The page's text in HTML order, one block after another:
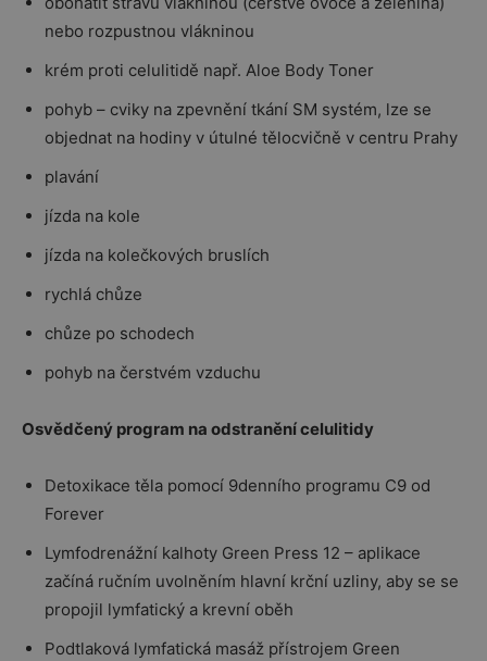
nebo rozpustnou vlákninou
krém proti celulitidě např. Aloe Body Toner
pohyb – cviky na zpevnění tkání SM systém, lze se
objednat na hodiny v útulné tělocvičně v centru Prahy
plavání
jízda na kole
jízda na kolečkových bruslích
rychlá chůze
chůze po schodech
pohyb na čerstvém vzduchu
Osvědčený program na odstranění celulitidy
Detoxikace těla pomocí 9denního programu C9 od
Forever
Lymfodrenážní kalhoty Green Press 12 – aplikace
začíná ručním uvolněním hlavní krční uzliny, aby se se
propojil lymfatický a krevní oběh
Podtlaková lymfatická masáž přístrojem Green